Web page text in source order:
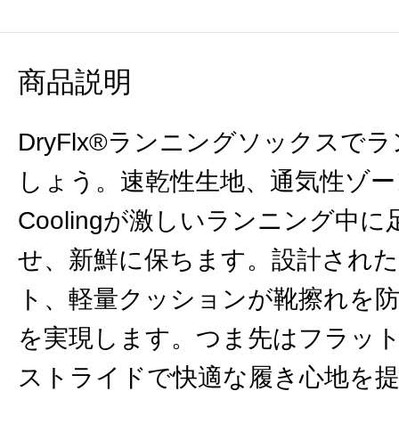
商品説明
DryFlx®ランニングソックスで
しょう。速乾性生地、通気性ゾ
Coolingが激しいランニング中に
せ、新鮮に保ちます。設計され
ト、軽量クッションが靴擦れを
を実現します。つま先はフラッ
ストライドで快適な履き心地を